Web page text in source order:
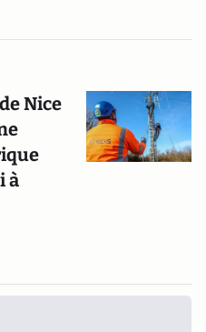
Nice
à